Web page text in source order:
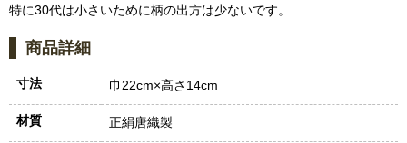
特に30代は小さいために柄の出方は少ないです。
商品詳細
寸法 巾22cm×高さ14cm
材質 正絹唐織製